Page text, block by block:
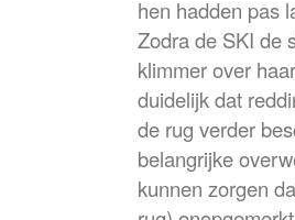
hen hadden pas
Zodra de SKI de
klimmer over
duidelijk dat
de rug verder
belangrijke
kunnen zorgen